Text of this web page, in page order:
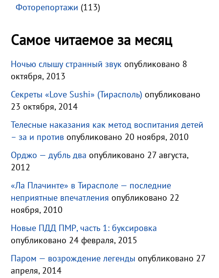
Фоторепортажи (113)
Самое читаемое за месяц
Ночью слышу странный звук опубликовано 8
октября, 2013
Секреты «Love Sushi» (Тирасполь) опубликовано
23 октября, 2014
Телесные наказания как метод воспитания детей
– за и против опубликовано 20 ноября, 2010
Орджо — дубль два опубликовано 27 августа,
2012
«Ла Плачинте» в Тирасполе — последние
неприятные впечатления опубликовано 22
ноября, 2010
Новые ПДД ПМР, часть 1: буксировка
опубликовано 24 февраля, 2015
Паром — возрождение легенды опубликовано 27
апреля, 2014